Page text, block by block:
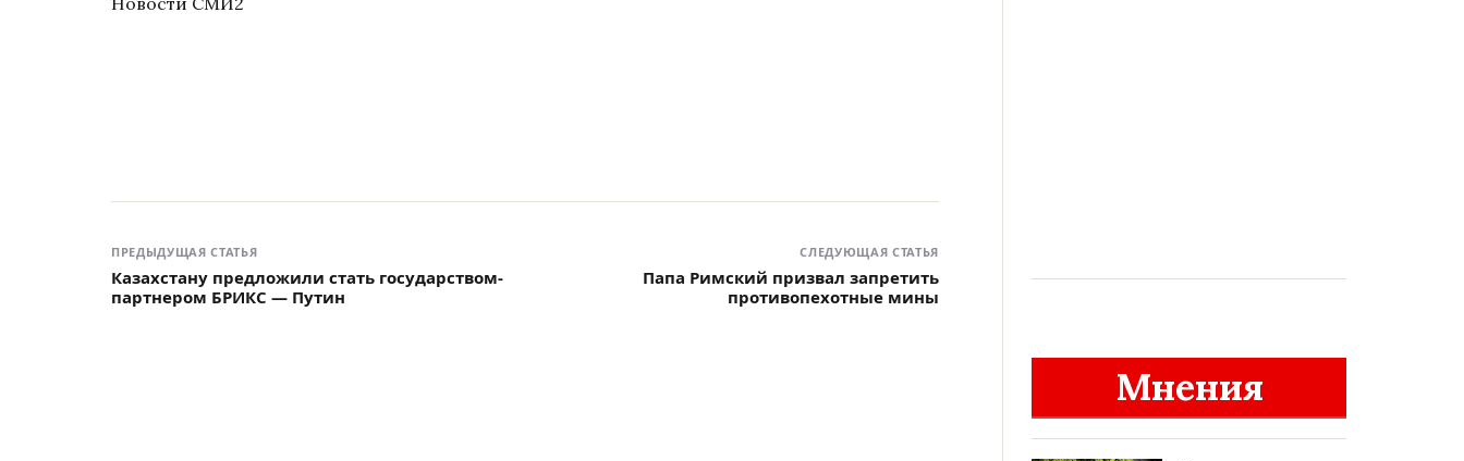
ПРЕДЫДУЩАЯ СТАТЬЯ
Казахстану предложили стать государством-
партнером БРИКС — Путин
СЛЕДУЮЩАЯ СТАТЬЯ
Папа Римский призвал запретить
противопехотные мины
Мнения